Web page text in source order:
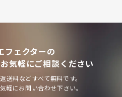
フェクターの
気軽にご相談ください
送料などすべて無料です。
軽にお問い合わせ下さい。